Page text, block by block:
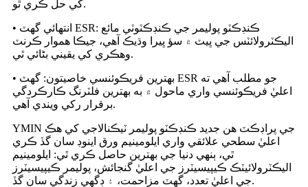
کي حل ڪري ٿو.
• انتهائي گهٽ ESR: ڪنڊڪٽو پوليمر جي ڪنڊڪٽوٽي مائع
اليڪٽرولائٽس جي ڀيٽ ۾ سؤ ڀيرا وڌيڪ آهي، جيڪا هموار ڪرنٽ
وهڪري کي يقيني بڻائي ٿي.
• بهترين فريڪوئنسي خاصيتون: گهٽ ESR جو مطلب آهي ته
اعليٰ فريڪوئنسي واري ماحول ۾ به بهترين فلٽرنگ ڪارڪردگي
برقرار رکي ويندي آهي.
YMIN جي پراڊڪٽ هن جديد ڪنڊڪٽو پوليمر ٽيڪنالاجي کي هڪ
اعليٰ سطحي علائقي واري ايلومينيم ورق اينوڊ سان گڏ ڪري
ٿي، ٻنهي دنيا جي بهترين حاصل ڪري ٿي: ايلومينيم
اليڪٽرولائيٽڪ ڪيپيسيٽرز جي اعليٰ گنجائش، پوليمر ڪيپيسيٽرز
جي اعليٰ تعدد، گهٽ مزاحمت، ۽ ڊگهي زندگي سان گڏ.